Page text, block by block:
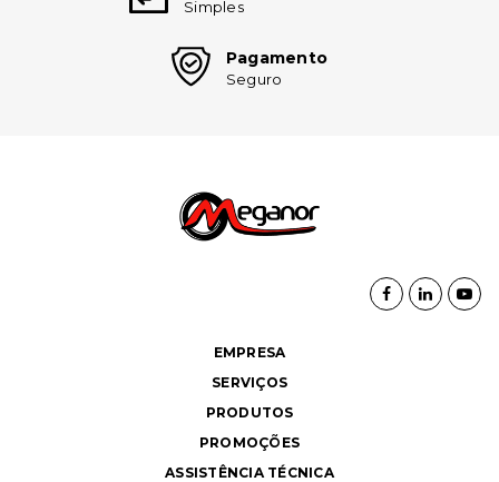
Simples
Pagamento
Seguro
EMPRESA
SERVIÇOS
PRODUTOS
PROMOÇÕES
ASSISTÊNCIA TÉCNICA